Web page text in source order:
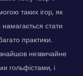
таких ігор, як
стати
практики.
незвичайне
гольфістами, і